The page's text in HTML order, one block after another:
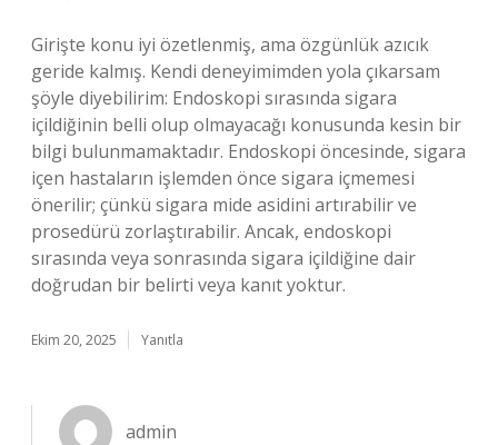
Girişte konu iyi özetlenmiş, ama özgünlük azıcık
geride kalmış. Kendi deneyimimden yola çıkarsam
şöyle diyebilirim: Endoskopi sırasında sigara
içildiğinin belli olup olmayacağı konusunda kesin bir
bilgi bulunmamaktadır. Endoskopi öncesinde, sigara
içen hastaların işlemden önce sigara içmemesi
önerilir; çünkü sigara mide asidini artırabilir ve
prosedürü zorlaştırabilir. Ancak, endoskopi
sırasında veya sonrasında sigara içildiğine dair
doğrudan bir belirti veya kanıt yoktur.
Ekim 20, 2025 Yanıtla
admin